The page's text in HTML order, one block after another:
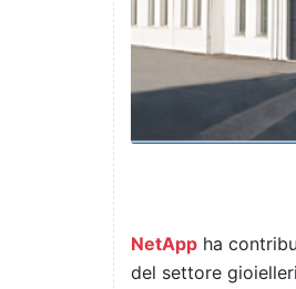
NetApp ha
del settore